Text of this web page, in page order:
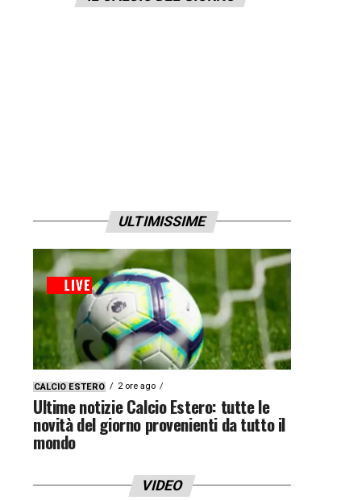
ULTIMISSIME
CALCIO ESTERO 2 ore ago
Ultime notizie Calcio Estero: tutte le
novità del giorno provenienti da tutto il
mondo
VIDEO